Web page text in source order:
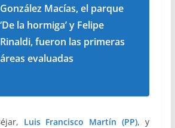
González Macías, el parque
‘De la hormiga’ y Felipe
Rinaldi, fueron las primeras
áreas evaluadas
Luis Francisco Martín (PP), y